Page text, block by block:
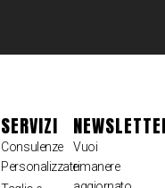
SERVIZI
Consulenze
Personalizzate
Vuoi
rimanere